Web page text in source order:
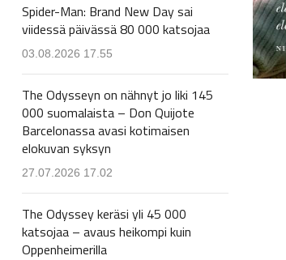
Spider-Man: Brand New Day sai
viidessä päivässä 80 000 katsojaa
03.08.2026 17.55
The Odysseyn on nähnyt jo liki 145
000 suomalaista – Don Quijote
Barcelonassa avasi kotimaisen
elokuvan syksyn
27.07.2026 17.02
The Odyssey keräsi yli 45 000
katsojaa – avaus heikompi kuin
Oppenheimerilla